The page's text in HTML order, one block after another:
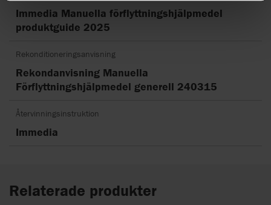
Immedia Manuella förflyttningshjälpmedel
produktguide 2025
Rekonditioneringsanvisning
Rekondanvisning Manuella
Förflyttningshjälpmedel generell 240315
Återvinningsinstruktion
Immedia
Relaterade produkter